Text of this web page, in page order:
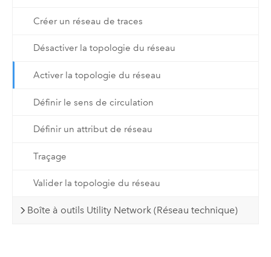
Créer un réseau de traces
Désactiver la topologie du réseau
Activer la topologie du réseau
Définir le sens de circulation
Définir un attribut de réseau
Traçage
Valider la topologie du réseau
Boîte à outils Utility Network (Réseau technique)